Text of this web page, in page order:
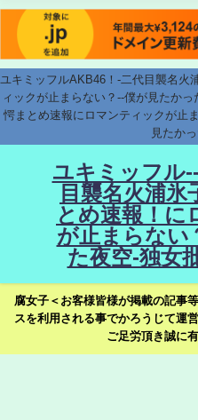
ユキミッフルAKB46！-二代目襲名火
ィックが止まらない？--僕が見たか
愕まとめ速報にロマンティックが止
見たか
ユキミッフル
目襲名火浦氷
とめ速報！に
が止まらない
た夜空-独女
腐女子＜お客様皆様が掲載の記事
スを利用される事でかろうじて運
ご足労頂き誠に